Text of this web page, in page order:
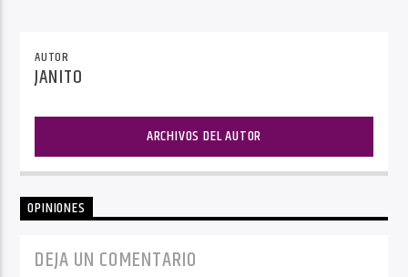
AUTOR
JANITO
ARCHIVOS DEL AUTOR
OPINIONES
DEJA UN COMENTARIO